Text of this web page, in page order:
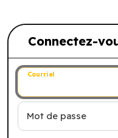
Connectez-
Connectez-
Courriel
Mot de passe